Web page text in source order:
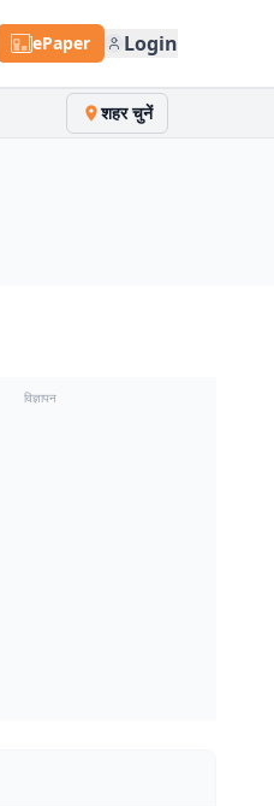
ePaper Login
शहर चुनें
विज्ञापन